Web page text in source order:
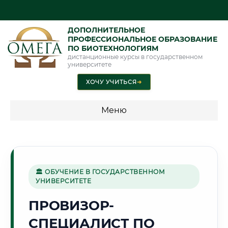
ДОПОЛНИТЕЛЬНОЕ
ПРОФЕССИОНАЛЬНОЕ ОБРАЗОВАНИЕ
ПО БИОТЕХНОЛОГИЯМ
дистанционные курсы в государственном
университете
ХОЧУ УЧИТЬСЯ➜
Меню
🌾
Г. КУРГАН
🏛 ОБУЧЕНИЕ В ГОСУДАРСТВЕННОМ
УНИВЕРСИТЕТЕ
ПРОВИЗОР-
СПЕЦИАЛИСТ ПО